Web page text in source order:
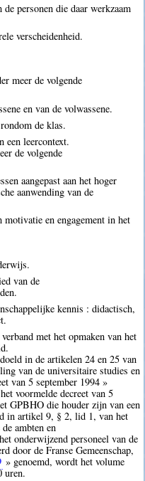
personen die daar werkzaam
verscheidenheid.
meer de volgende
en van de volwassene.
de klas.
een leercontext.
de volgende
aangepast aan het hoger
aanwending van de
en engagement in het
van de
kennis : didactisch,
met het opmaken van het
in de artikelen 24 en 25 van
van de universitaire studies en
van 5 september 1994 »
voormelde decreet van 5
GPBHO die houder zijn van een
in artikel 9, § 2, lid 1, van het
ambten en
onderwijzend personeel van de
door de Franse Gemeenschap,
» genoemd, wordt het volume
uren.